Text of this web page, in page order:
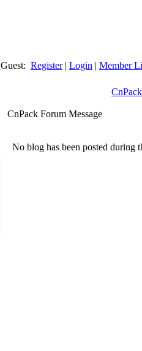
Guest: Register| Login | Member
CnPack Forum Message
No blog has been posted during